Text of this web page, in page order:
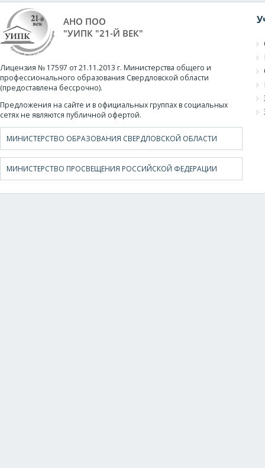
АНО ПОО
"УИПК "21-Й ВЕК"
Лицензия № 17597 от 21.11.2013 г. Министерства общего и
профессионального образования Свердловской области
(предоставлена бессрочно).
Предложения на сайте и в официальных группах в социальных
сетях не являются публичной офертой.
МИНИСТЕРСТВО ОБРАЗОВАНИЯ СВЕРДЛОВСКОЙ ОБЛАСТИ
МИНИСТЕРСТВО ПРОСВЕЩЕНИЯ РОССИЙСКОЙ ФЕДЕРАЦИИ